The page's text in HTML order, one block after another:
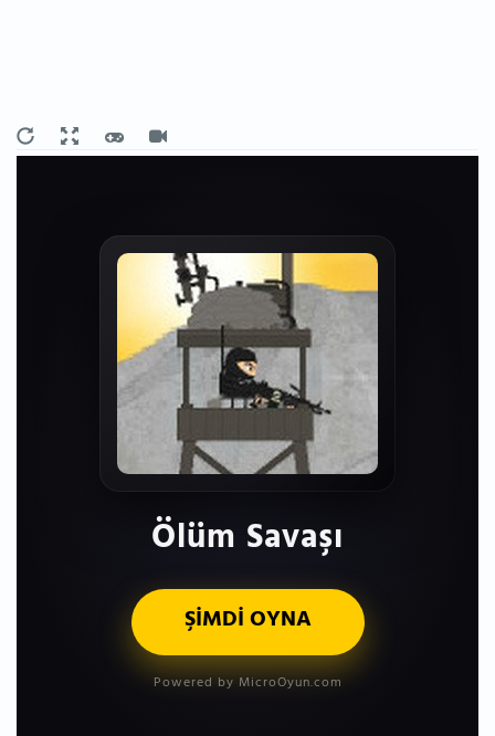
Ölüm Savaşı
ŞİMDİ OYNA
Powered by MicroOyun.com